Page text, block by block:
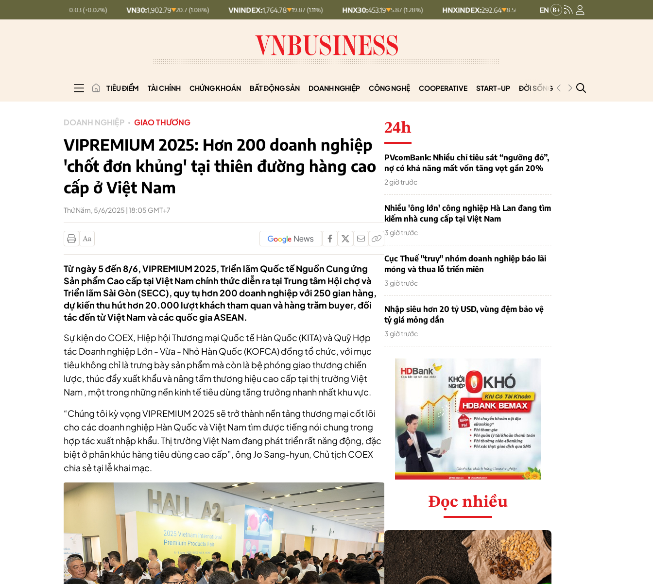
VN30:1,902.79 20.7 (1.08%) VNINDEX: 1,764.78 19.87 (1.11%) HNX30: 453.19 5.87 (1.28%) HNXINDEX: 292.64 8.56 (2.84%) UPCOMINDEX:127.17
TIÊU ĐIỂM TÀI CHÍNH CHỨNG KHOÁN BẤT ĐỘNG SẢN DOANH NGHIỆP CÔNG NGHỆ COOPERATIVE START-UP ĐỜI SỐNG PODCAST
DOANH NGHIỆP GIAO THƯƠNG
VIPREMIUM 2025: Hơn 200 doanh nghiệp
'chốt đơn khủng' tại thiên đường hàng cao
cấp ở Việt Nam
Thứ Năm, 5/6/2025 | 18:05 GMT+7
Từ ngày 5 đến 8/6, VIPREMIUM 2025, Triển lãm Quốc tế Nguồn Cung ứng
Sản phẩm Cao cấp tại Việt Nam chính thức diễn ra tại Trung tâm Hội chợ và
Triển lãm Sài Gòn (SECC), quy tụ hơn 200 doanh nghiệp với 250 gian hàng,
dự kiến thu hút hơn 20.000 lượt khách tham quan và hàng trăm buyer, đối
tác đến từ Việt Nam và các quốc gia ASEAN.
Sự kiện do COEX, Hiệp hội Thương mại Quốc tế Hàn Quốc (KITA) và Quỹ Hợp
tác Doanh nghiệp Lớn - Vừa - Nhỏ Hàn Quốc (KOFCA) đồng tổ chức, với mục
tiêu không chỉ là trưng bày sản phẩm mà còn là bệ phóng giao thương chiến
lược, thúc đẩy xuất khẩu và nâng tầm thương hiệu cao cấp tại thị trường Việt
Nam , một trong những nền kinh tế tiêu dùng tăng trưởng nhanh nhất khu vực.
“Chúng tôi kỳ vọng VIPREMIUM 2025 sẽ trở thành nền tảng thương mại cốt lõi
cho các doanh nghiệp Hàn Quốc và Việt Nam tìm được tiếng nói chung trong
hợp tác xuất nhập khẩu. Thị trường Việt Nam đang phát triển rất năng động, đặc
biệt ở phân khúc hàng tiêu dùng cao cấp”, ông Jo Sang-hyun, Chủ tịch COEX
chia sẻ tại lễ khai mạc.
24h
PVcomBank: Nhiều chỉ tiêu sát “ngưỡng đỏ”,
nợ có khả năng mất vốn tăng vọt gần 20%
2 giờ trước
Nhiều 'ông lớn' công nghiệp Hà Lan đang tìm
kiếm nhà cung cấp tại Việt Nam
3 giờ trước
Cục Thuế "truy" nhóm doanh nghiệp báo lãi
mỏng và thua lỗ triền miên
3 giờ trước
Nhập siêu hơn 20 tỷ USD, vùng đệm bảo vệ
tỷ giá mỏng dần
3 giờ trước
Đọc nhiều